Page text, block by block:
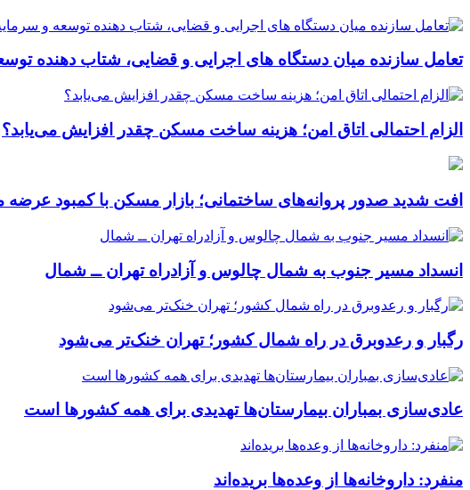
تعامل سازنده میان دستگاه‌ های اجرایی و قضایی، شتاب‌ دهنده
الزام احتمالی اتاق امن؛ هزینه ساخت مسکن چقدر افزایش می‌یابد؟
افت شدید صدور پروانه‌های ساختمانی؛ بازار مسکن با کمبود
انسداد مسیر جنوب به شمال چالوس و آزادراه تهران ــ شمال
رگبار و رعدوبرق در راه شمال کشور؛ تهران خنک‌تر می‌شود
عادی‌سازی بمباران بیمارستان‌ها تهدیدی برای همه کشورها است
منفرد: داروخانه‌ها از وعده‌ها بریده‌اند